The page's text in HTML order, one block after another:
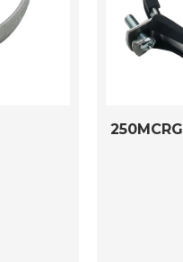
250MCRG